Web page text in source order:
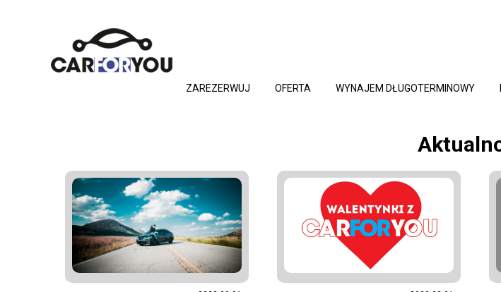
ZAREZERWUJ OFERTA WYNAJEM DŁUGOTERMINOWY